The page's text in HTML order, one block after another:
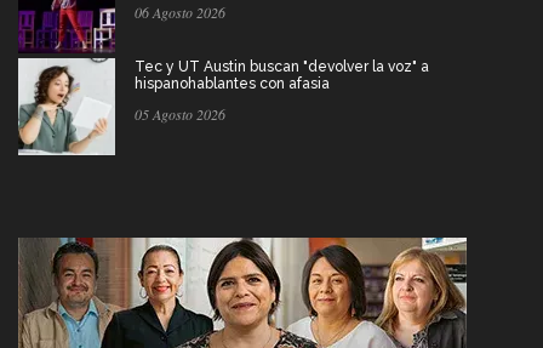
06 Agosto 2026
Tec y UT Austin buscan "devolver la voz" a
hispanohablantes con afasia
05 Agosto 2026